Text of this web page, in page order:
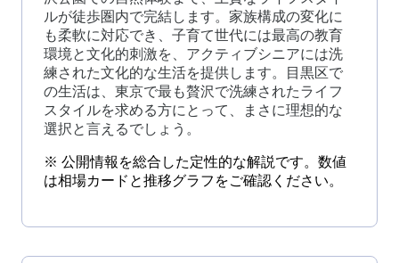
ルが徒歩圏内で完結します。家族構成の変化に
も柔軟に対応でき、子育て世代には最高の教育
環境と文化的刺激を、アクティブシニアには洗
練された文化的な生活を提供します。目黒区で
の生活は、東京で最も贅沢で洗練されたライフ
スタイルを求める方にとって、まさに理想的な
選択と言えるでしょう。
※ 公開情報を総合した定性的な解説です。数値
は相場カードと推移グラフをご確認ください。